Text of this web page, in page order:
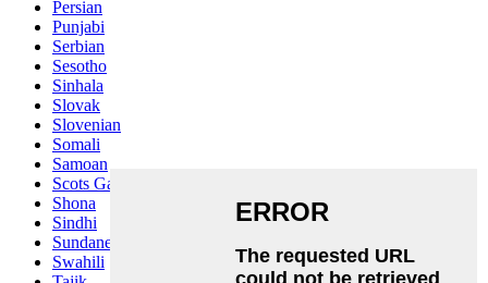
Persian
Punjabi
Serbian
Sesotho
Sinhala
Slovak
Slovenian
Somali
Samoan
Scots Gaelic
Shona
Sindhi
Sundanese
Swahili